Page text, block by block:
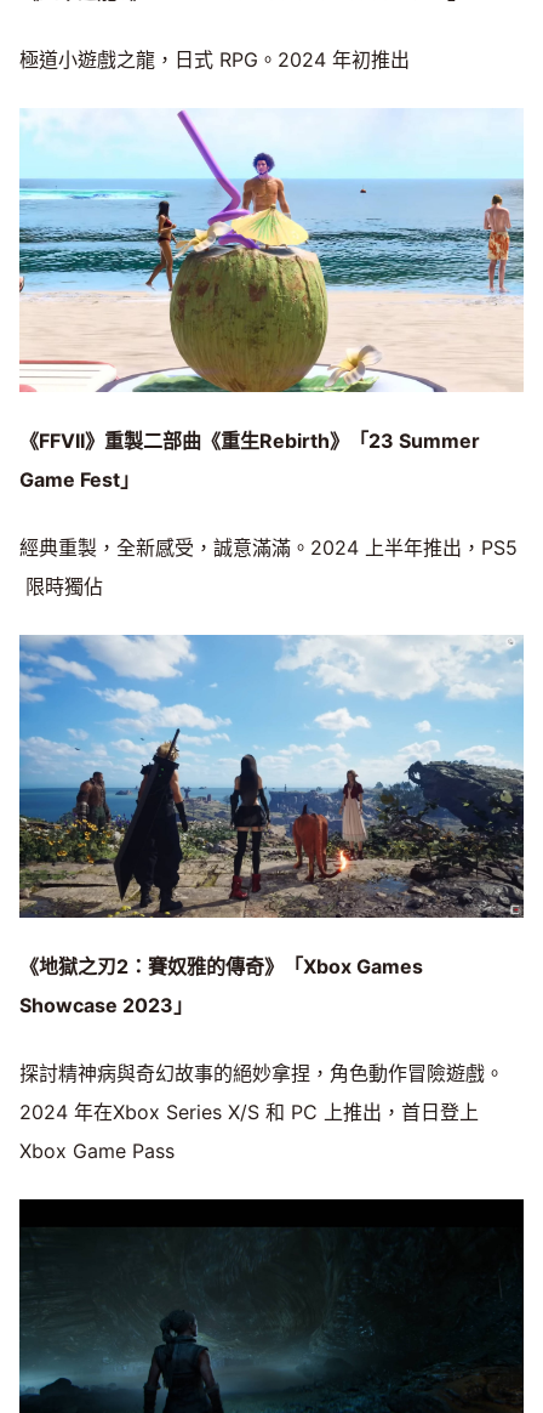
極道小遊戲之龍，日式 RPG。2024 年初推出
《FFVII》重製二部曲《重生Rebirth》「23 Summer
Game Fest」
經典重製，全新感受，誠意滿滿。2024 上半年推出，PS5
限時獨佔
《地獄之刃2：賽奴雅的傳奇》「Xbox Games
Showcase 2023」
探討精神病與奇幻故事的絕妙拿捏，角色動作冒險遊戲。
2024 年在Xbox Series X/S 和 PC 上推出，首日登上
Xbox Game Pass